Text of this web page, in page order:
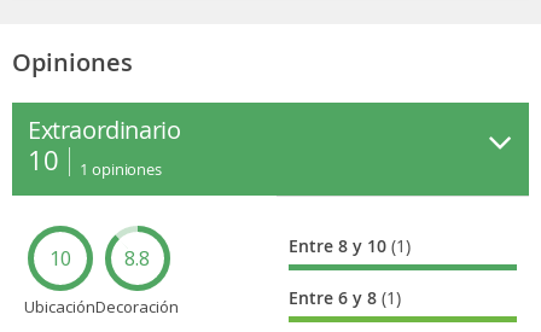
Opiniones
Extraordinario
10 1 opiniones
10
Ubicación
8.8
Decoración
Entre 8 y 10(1)
Entre 6 y 8(1)